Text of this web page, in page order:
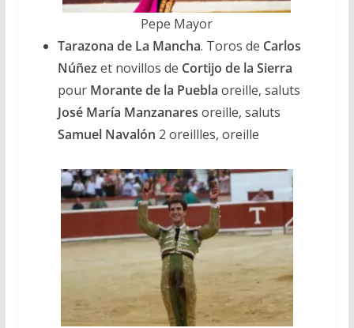
Pepe Mayor
Tarazona de La Mancha. Toros de Carlos
Núñez et novillos de Cortijo de la Sierra
pour Morante de la Puebla oreille, saluts
José María Manzanares oreille, saluts
Samuel Navalón 2 oreillles, oreille